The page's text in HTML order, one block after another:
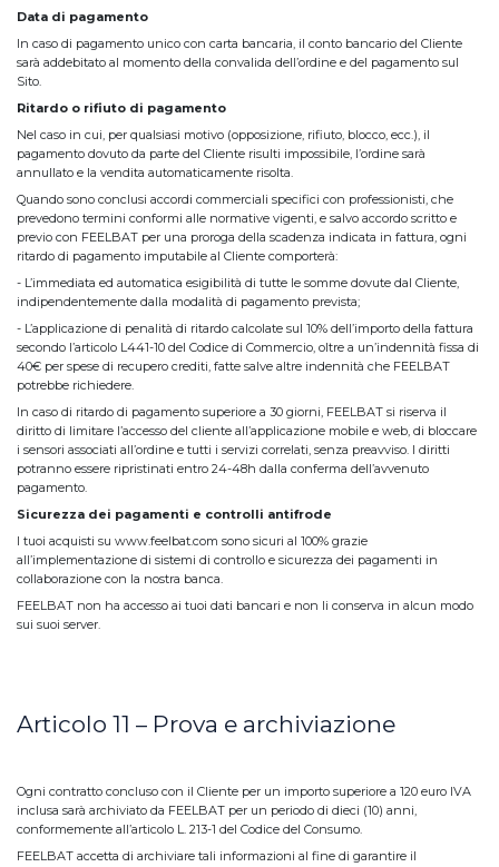
Data di pagamento
In caso di pagamento unico con carta bancaria, il conto bancario del Cliente
sarà addebitato al momento della convalida dell’ordine e del pagamento sul
Sito.
Ritardo o rifiuto di pagamento
Nel caso in cui, per qualsiasi motivo (opposizione, rifiuto, blocco, ecc.), il
pagamento dovuto da parte del Cliente risulti impossibile, l’ordine sarà
annullato e la vendita automaticamente risolta.
Quando sono conclusi accordi commerciali specifici con professionisti, che
prevedono termini conformi alle normative vigenti, e salvo accordo scritto e
previo con FEELBAT per una proroga della scadenza indicata in fattura, ogni
ritardo di pagamento imputabile al Cliente comporterà:
- L’immediata ed automatica esigibilità di tutte le somme dovute dal Cliente,
indipendentemente dalla modalità di pagamento prevista;
- L’applicazione di penalità di ritardo calcolate sul 10% dell’importo della fattura
secondo l’articolo L441-10 del Codice di Commercio, oltre a un’indennità fissa di
40€ per spese di recupero crediti, fatte salve altre indennità che FEELBAT
potrebbe richiedere.
In caso di ritardo di pagamento superiore a 30 giorni, FEELBAT si riserva il
diritto di limitare l’accesso del cliente all’applicazione mobile e web, di bloccare
i sensori associati all’ordine e tutti i servizi correlati, senza preavviso. I diritti
potranno essere ripristinati entro 24-48h dalla conferma dell’avvenuto
pagamento.
Sicurezza dei pagamenti e controlli antifrode
I tuoi acquisti su www.feelbat.com sono sicuri al 100% grazie
all’implementazione di sistemi di controllo e sicurezza dei pagamenti in
collaborazione con la nostra banca.
FEELBAT non ha accesso ai tuoi dati bancari e non li conserva in alcun modo
sui suoi server.
Articolo 11 – Prova e archiviazione
Ogni contratto concluso con il Cliente per un importo superiore a 120 euro IVA
inclusa sarà archiviato da FEELBAT per un periodo di dieci (10) anni,
conformemente all’articolo L. 213-1 del Codice del Consumo.
FEELBAT accetta di archiviare tali informazioni al fine di garantire il